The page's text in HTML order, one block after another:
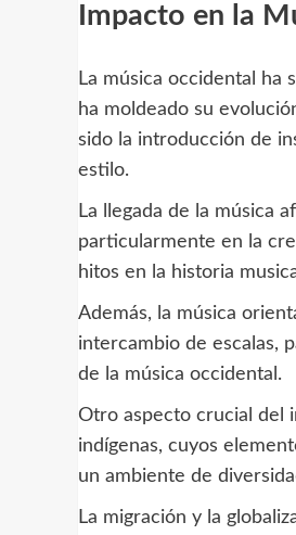
Impacto en la
La música occidental ha
ha moldeado su
sido la introducción de
estilo.
La llegada de la música
particularmente en la
hitos en la historia
Además, la música
intercambio de escalas,
de la música occidental.
Otro aspecto crucial del
indígenas, cuyos
un ambiente de
La migración y la